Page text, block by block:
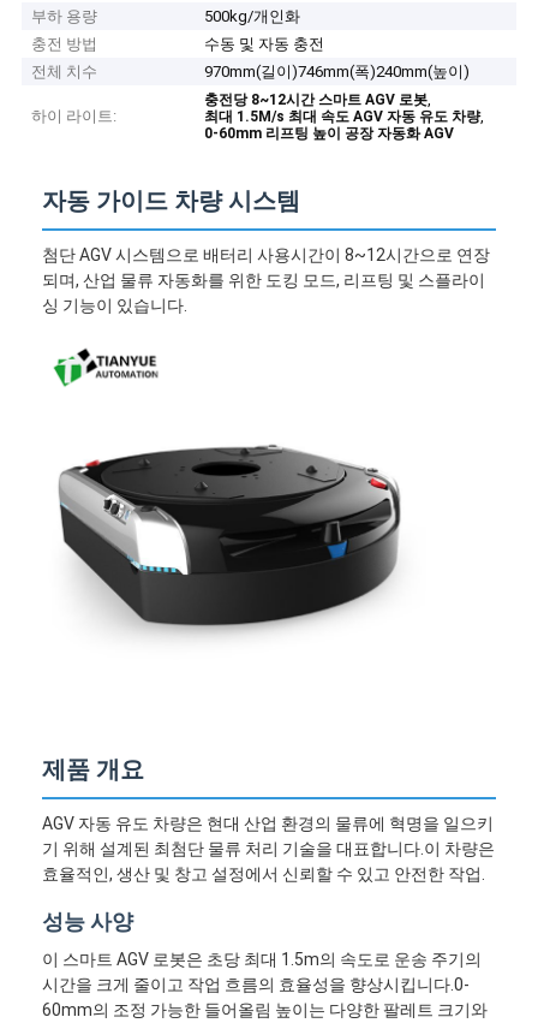
부하 용량
500kg/개인화
충전 방법
수동 및 자동 충전
전체 치수
970mm(길이)746mm(폭)240mm(높이)
하이 라이트:
충전당 8~12시간 스마트 AGV 로봇,
최대 1.5M/s 최대 속도 AGV 자동 유도 차량,
0-60mm 리프팅 높이 공장 자동화 AGV
자동 가이드 차량 시스템
첨단 AGV 시스템으로 배터리 사용시간이 8~12시간으로 연장
되며, 산업 물류 자동화를 위한 도킹 모드, 리프팅 및 스플라이
싱 기능이 있습니다.
제품 개요
AGV 자동 유도 차량은 현대 산업 환경의 물류에 혁명을 일으키
기 위해 설계된 최첨단 물류 처리 기술을 대표합니다.이 차량은
효율적인, 생산 및 창고 설정에서 신뢰할 수 있고 안전한 작업.
성능 사양
이 스마트 AGV 로봇은 초당 최대 1.5m의 속도로 운송 주기의
시간을 크게 줄이고 작업 흐름의 효율성을 향상시킵니다.0-
60mm의 조정 가능한 들어올림 높이는 다양한 팔레트 크기와